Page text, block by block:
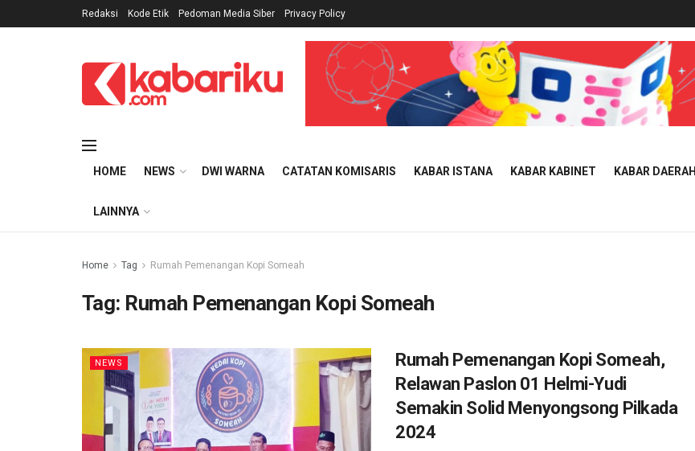
Redaksi Kode Etik Pedoman Media Siber Privacy Policy
HOME NEWS DWI WARNA CATATAN KOMISARIS KABAR ISTANA KABAR KABINET KABAR DAERAH
LAINNYA
Home Tag Rumah Pemenangan Kopi Someah
Tag: Rumah Pemenangan Kopi Someah
NEWS
Rumah Pemenangan Kopi Someah,
Relawan Paslon 01 Helmi-Yudi
Semakin Solid Menyongsong Pilkada
2024